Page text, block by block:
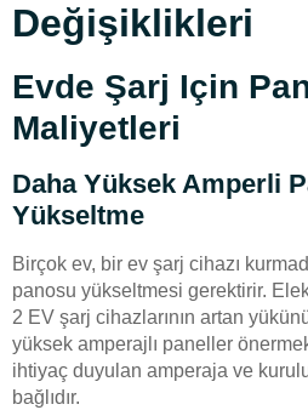
Değişiklikleri
Evde Şarj Için
Maliyetleri
Daha Yüksek Amperli
Yükseltme
Birçok ev, bir ev şarj cihazı
panosu yükseltmesi gerektirir.
2 EV şarj cihazlarının artan
yüksek amperajlı paneller
ihtiyaç duyulan amperaja ve
bağlıdır.